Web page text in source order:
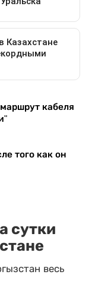
кабеля
того как он
сутки
весь